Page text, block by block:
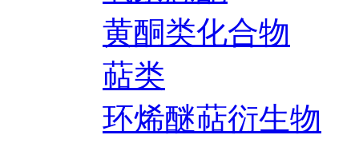
黄酮类化合物
萜类
环烯醚萜衍生物